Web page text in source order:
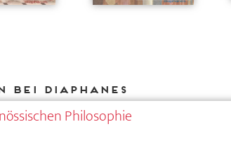
DIAPHANES
Philosophie